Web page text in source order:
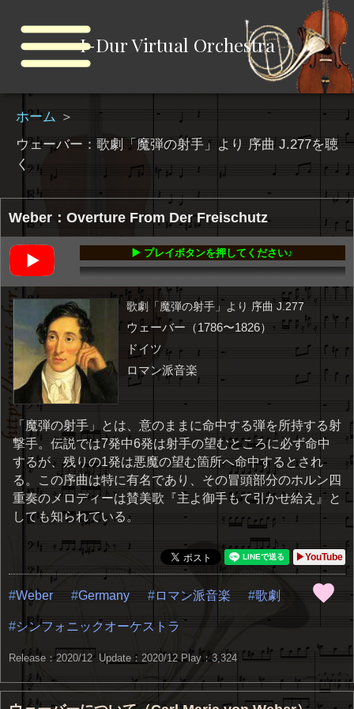
I-Dur Virtual Orchestra
ホーム ＞
ウェーバー：歌劇「魔弾の射手」より 序曲 J.277を聴
く
Weber：Overture From Der Freischutz
▶️ プレイボタンを押してください♪
歌劇「魔弾の射手」より 序曲 J.277
ウェーバー（1786〜1826）
ドイツ
ロマン派音楽
「魔弾の射手」とは、意のままに命中する弾を所持する射
撃手。伝説では7発中6発は射手の望むところに必ず命中
するが、残りの1発は悪魔の望む箇所へ命中するとされ
る。この序曲は特に有名であり、その冒頭部分のホルン四
重奏のメロディーは賛美歌『主よ御手もて引かせ給え』と
しても知られている。
▶YouTube
Weber Germany ロマン派音楽 歌劇
シンフォニックオーケストラ
Release：2020/12 Update：2020/12Play：3,324